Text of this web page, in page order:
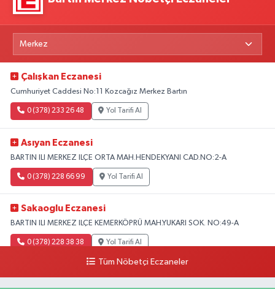
Çalışkan Eczanesi
Cumhuriyet Caddesi No:11 Kozcağız Merkez Bartın
0 (378) 233 26 48 Yol Tarifi Al
Asıyan Eczanesi
BARTIN ILI MERKEZ ILÇE ORTA MAH.HENDEKYANI CAD.NO:2-A
0 (378) 228 66 99 Yol Tarifi Al
Sakaoglu Eczanesi
BARTIN ILI MERKEZ ILÇE KEMERKÖPRÜ MAH.YUKARI SOK. NO:49-A
0 (378) 228 38 38 Yol Tarifi Al
Tüm Nöbetçi Eczaneler